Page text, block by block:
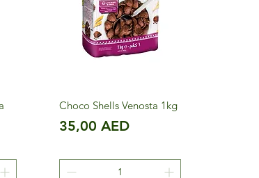
Choco Shells Venosta 1kg
價格
35,00 AED